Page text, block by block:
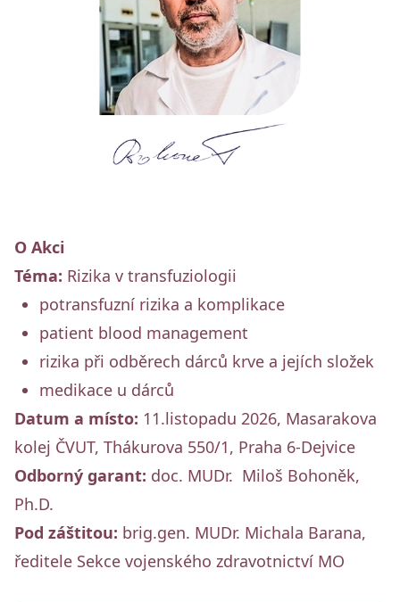
O Akci
Téma: Rizika v transfuziologii
potransfuzní rizika a komplikace
patient blood management
rizika při odběrech dárců krve a jejích složek
medikace u dárců
Datum a místo: 11.listopadu 2026, Masarakova
kolej ČVUT, Thákurova 550/1, Praha 6-Dejvice
Odborný garant: doc. MUDr. Miloš Bohoněk,
Ph.D.
Pod záštitou: brig.gen. MUDr. Michala Barana,
ředitele Sekce vojenského zdravotnictví MO